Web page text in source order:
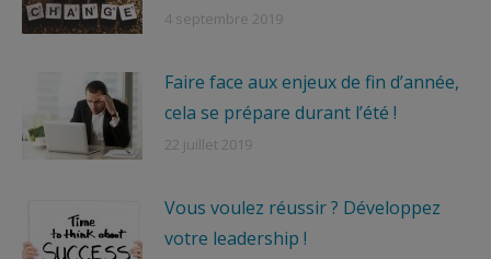
4 septembre 2019
Faire face aux enjeux de fin d’année,
cela se prépare durant l’été !
22 juillet 2019
Vous voulez réussir ? Développez
votre leadership !